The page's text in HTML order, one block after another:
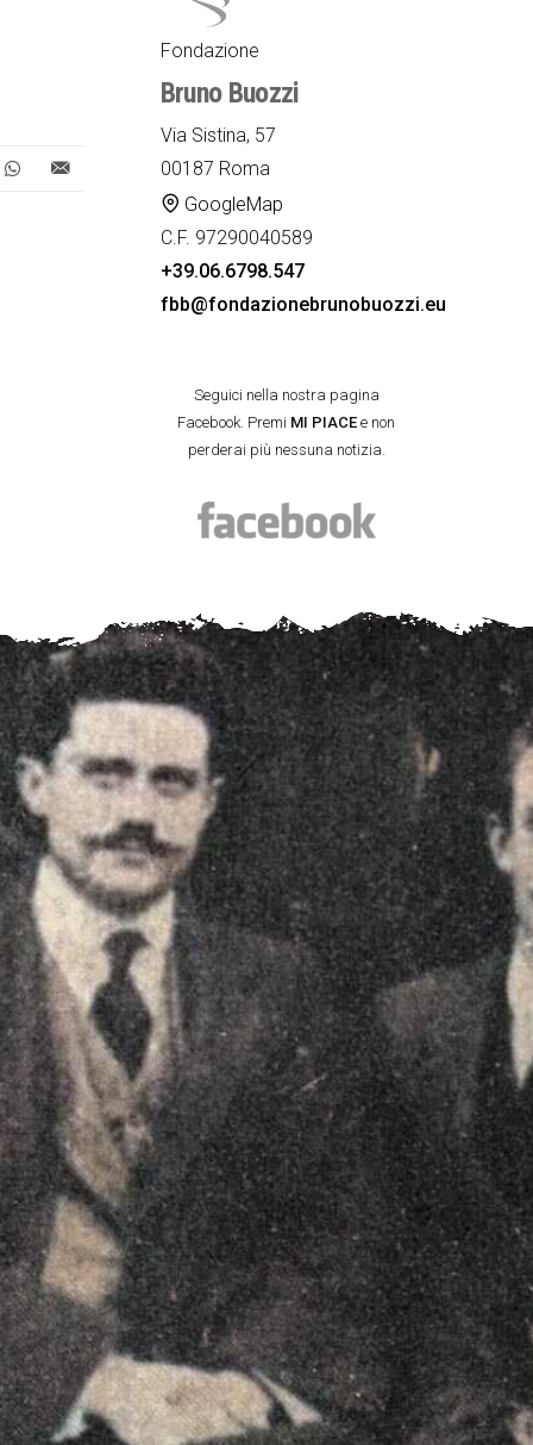
Fondazione
Bruno Buozzi
Via Sistina, 57
00187 Roma
GoogleMap
C.F. 97290040589
+39.06.6798.547
fbb@fondazionebrunobuozzi.eu
Seguici nella nostra pagina
Facebook. Premi MI PIACE e non
perderai più nessuna notizia.